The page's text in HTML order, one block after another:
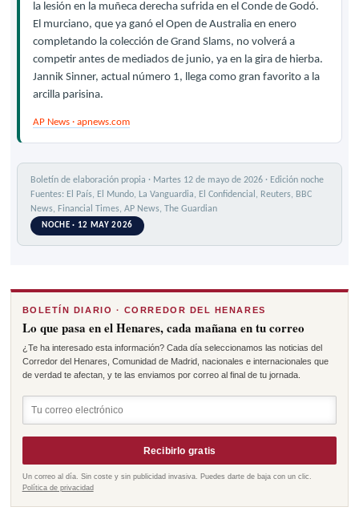
la lesión en la muñeca derecha sufrida en el Conde de Godó.
El murciano, que ya ganó el Open de Australia en enero
completando la colección de Grand Slams, no volverá a
competir antes de mediados de junio, ya en la gira de hierba.
Jannik Sinner, actual número 1, llega como gran favorito a la
arcilla parisina.
AP News · apnews.com
Boletín de elaboración propia · Martes 12 de mayo de 2026 · Edición noche
Fuentes: El País, El Mundo, La Vanguardia, El Confidencial, Reuters, BBC
News, Financial Times, AP News, The Guardian
NOCHE · 12 MAY 2026
BOLETÍN DIARIO · CORREDOR DEL HENARES
Lo que pasa en el Henares, cada mañana en tu correo
¿Te ha interesado esta información? Cada día seleccionamos las noticias del
Corredor del Henares, Comunidad de Madrid, nacionales e internacionales que
de verdad te afectan, y te las enviamos por correo al final de tu jornada.
Recibirlo gratis
Un correo al día. Sin coste y sin publicidad invasiva. Puedes darte de baja con un clic.
Política de privacidad